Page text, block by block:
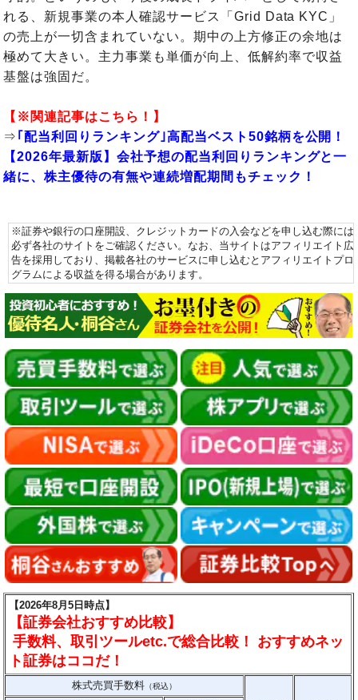
れる、新規事業の本人確認サービス「Grid Data KYC」
の売上が一切含まれていない。期中の上方修正の余地は
極めて大きい。主力事業も単価が向上、低解約率で収益
基盤は強固だ。
【※関連記事はこちら！】
⇒ ｢配当利回りランキング｣高配当ベスト50銘柄を公開！
【2026年最新版】会社予想の配当利回りランキングと一
緒に、株主優待の有無や連続増配期間もチェック！
※証券や銀行の口座開設、クレジットカードの入会などを申し込む際には
必ず各社のサイトをご確認ください。なお、当サイトはアフィリエイト広
告を採用しており、掲載各社のサービスに申し込むとアフィリエイトプロ
グラムによる収益を得る場合があります。
【2026年8月5日時点】
【証券会社おすすめ比較】
手数料、取引ツールetc.で総合比較！ おすすめネッ
ト証券はココだ！
株式売買手数料 （税込）